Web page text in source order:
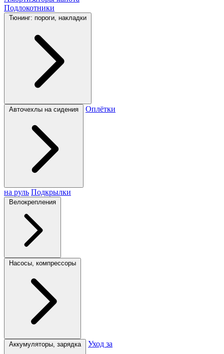
Подлокотники
Тюнинг: пороги, накладки
Авточехлы на сидения Оплётки
на руль Подкрылки
Велокрепления
Насосы, компрессоры
Аккумуляторы, зарядка Уход за